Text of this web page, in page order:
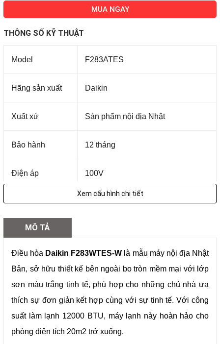
MUA NGAY
THÔNG SỐ KỸ THUẬT
Model F283ATES
Hãng sản xuất Daikin
Xuất xứ Sản phẩm nội địa Nhật
Bảo hành 12 tháng
Điện áp 100V
Công suất điện 12000BTU
Diện tích sử
Màu sắc Trắng pha lê
Công suất Làm mát: 9,0 (0,6 đến 9,1) kW
Sưởi ấm: 10,6 (0,5 đến 11,8) kW
Xem cấu hình chi tiết
MÔ TẢ
Điều hòa Daikin F283WTES-W là mẫu máy nội địa Nhật
Bản, sở hữu thiết kế bên ngoài bo tròn mềm mại với lớp
sơn màu trắng tinh tế, phù hợp cho những chủ nhà ưa
thích sự đơn giản kết hợp cùng với sự tinh tế. Với công
suất làm lạnh 12000 BTU, máy lạnh này hoàn hảo cho
phòng diện tích 20m2 trở xuống.